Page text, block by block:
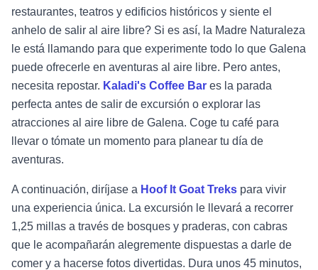
restaurantes, teatros y edificios históricos y siente el
anhelo de salir al aire libre? Si es así, la Madre Naturaleza
le está llamando para que experimente todo lo que Galena
puede ofrecerle en aventuras al aire libre. Pero antes,
necesita repostar. Kaladi's Coffee Bar es la parada
perfecta antes de salir de excursión o explorar las
atracciones al aire libre de Galena. Coge tu café para
llevar o tómate un momento para planear tu día de
aventuras.
A continuación, diríjase a Hoof It Goat Treks para vivir
una experiencia única. La excursión le llevará a recorrer
1,25 millas a través de bosques y praderas, con cabras
que le acompañarán alegremente dispuestas a darle de
comer y a hacerse fotos divertidas. Dura unos 45 minutos,